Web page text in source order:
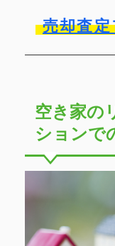
売却査
空き家の
ションで